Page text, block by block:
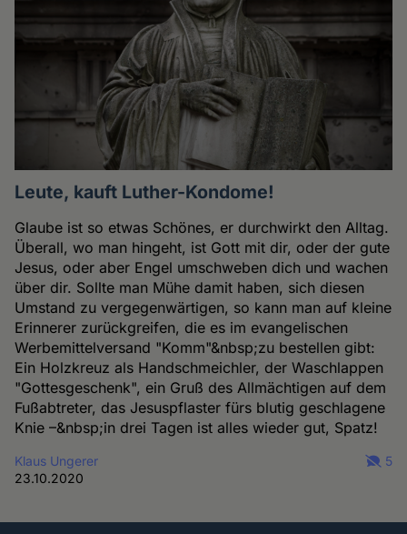
Leute, kauft Luther-Kondome!
Glaube ist so etwas Schönes, er durchwirkt den Alltag.
Überall, wo man hingeht, ist Gott mit dir, oder der gute
Jesus, oder aber Engel umschweben dich und wachen
über dir. Sollte man Mühe damit haben, sich diesen
Umstand zu vergegenwärtigen, so kann man auf kleine
Erinnerer zurückgreifen, die es im evangelischen
Werbemittelversand "Komm"&nbsp;zu bestellen gibt:
Ein Holzkreuz als Handschmeichler, der Waschlappen
"Gottesgeschenk", ein Gruß des Allmächtigen auf dem
Fußabtreter, das Jesuspflaster fürs blutig geschlagene
Knie –&nbsp;in drei Tagen ist alles wieder gut, Spatz!
Klaus Ungerer
23.10.2020
5